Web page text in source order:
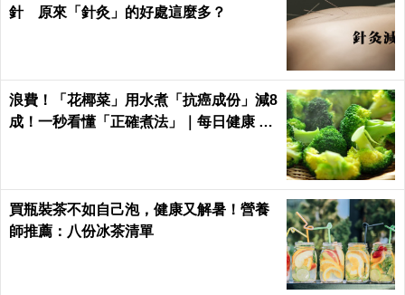
針 原來「針灸」的好處這麼多？
浪費！「花椰菜」用水煮「抗癌成份」減8
成！一秒看懂「正確煮法」｜每日健康 He
買瓶裝茶不如自己泡，健康又解暑！營養
師推薦：八份冰茶清單